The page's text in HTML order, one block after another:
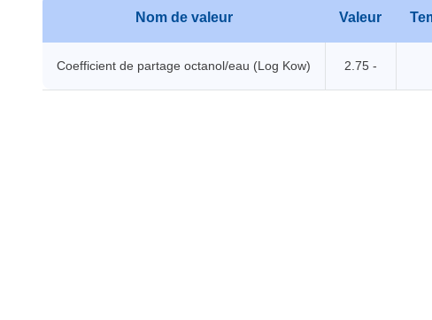
Nom de valeur Valeur
Coefficient de partage octanol/eau (Log Kow) 2.75 -